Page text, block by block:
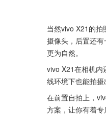
当然vivo X21的
摄像头，后置还
更为自然。
vivo X21在相机内
线环境下也能拍摄
在前置自拍上，
方案，让你有着专